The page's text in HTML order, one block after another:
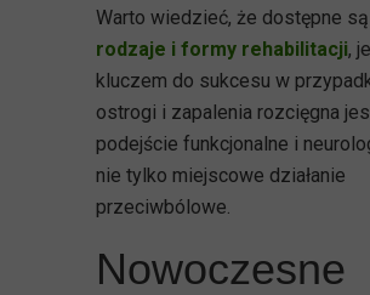
Warto wiedzieć, że dostępne
rodzaje i formy rehabilitacji,
kluczem do sukcesu w
ostrogi i zapalenia rozcięgna
podejście funkcjonalne i
nie tylko miejscowe działanie
przeciwbólowe.
Nowoczesne